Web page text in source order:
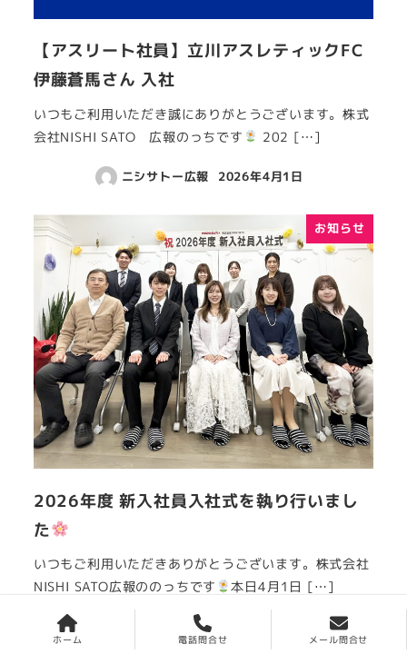
【アスリート社員】立川アスレティックFC
伊藤蒼馬さん 入社
いつもご利用いただき誠にありがとうございます。株式
会社NISHI SATO 広報のっちです
202 […]
ニシサトー広報 2026年4月1日
お知らせ
2026年度 新入社員入社式を執り行いまし
た
いつもご利用いただきありがとうございます。株式会社
NISHI SATO広報ののっちです
本日4月1日 […]
ニシサトー広報
ホーム 電話問合せ メール問合せ